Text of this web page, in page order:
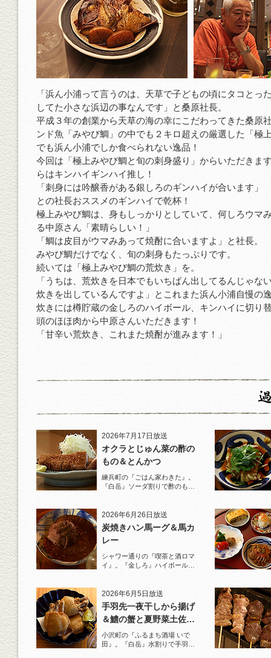
「浜ん小浦って言うのは、天草で子どもの頃にタコとっ
してた小さな浜辺の事なんです」と桑原社長。
平成３年の創業から天草の海の幸にこだわってきた桑原
ンド魚「みやび鯛」の中でも２キロ超えの厳選した「極
でも浜ん小浦でしか食べられない逸品！
今回は「極上みやび鯛と旬の刺身盛り」からいただきま
らはキンハイギンハイ推し！
「刺身には吟醸香がある銀しろのギンハイが合います」
との社長おススメのギンハイで乾杯！
極上みやび鯛は、身もしっかりとしていて、何しろウマ
る中原さん「素晴らしい！」
「鯛は皮目がウマみあって焼酎に合いますよ」と社長。
みやび鯛だけでなく、旬の刺身もたっぷりです。
続いては「極上みやび鯛の荒炊き」を。
「うちは、荒炊きを日本でもいちばん出してるんじゃな
炊きを出しているんですよ」とこれまた浜ん小浦自慢の
炊きには樽貯蔵の金しろのハイボール、キンハイに切り
頭のほほ肉から中原さんいただきます！
「甘辛い荒炊き、これまた焼酎が進みます！」
2026年7月17日放送
オクラとじゅん菜の酢の
もの＆とんかつ
練兵町の『ごはん家わきた』。
『白岳』ソーダ割りで酢のもの
2026年6月26日放送
炭焼きハン馬ーグ＆馬カ
レー
シャワー通りの『喫茶と酒ロマ
イ』。『金しろ』ハイボールで
2026年6月5日放送
手羽先一夜干しから揚げ
＆鱧の蟹と夏野菜土佐酢
ジュレがけ
小沢町の『ふるまち酒場 いで
田』。『白岳』水割りで手羽先